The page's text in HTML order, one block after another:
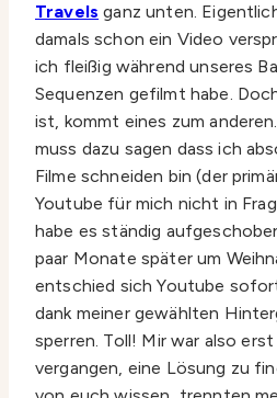
Travels ganz unten.
damals schon ein Video
ich fleißig während unseres
Sequenzen gefilmt habe.
ist, kommt eines zum
muss dazu sagen dass ich
Filme schneiden bin (der
Youtube für mich nicht in
habe es ständig
paar Monate später um
entschied sich Youtube
dank meiner gewählten
sperren. Toll! Mir war also
vergangen, eine Lösung zu